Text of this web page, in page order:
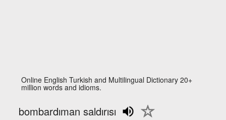
Online English Turkish and Multilingual Dictionary 20+
million words and idioms.
bombardıman saldırısı